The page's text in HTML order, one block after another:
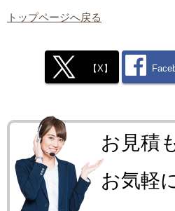
トップページへ戻る
【X】
お見積
お気軽